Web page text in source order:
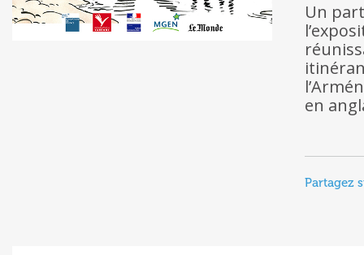
Un
en
Partagez